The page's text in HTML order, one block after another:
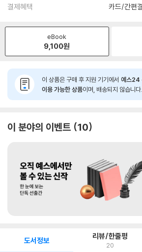
결제혜택 카드/간편
eBook
9,100원
이 상품은 구매 후 지원 기기에서 예스24
이용 가능한 상품이며, 배송되지 않습니다.
이 분야의 이벤트 10
도서정보 리뷰/한줄평
20